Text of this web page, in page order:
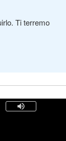
Ti terremo